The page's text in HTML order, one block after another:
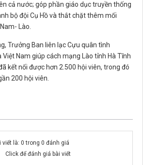
cả nước; góp phần giáo dục truyền thống
bộ đội Cụ Hồ và thắt chặt thêm mối
Lào.
Trưởng Ban liên lạc Cựu quân tình
Việt Nam giúp cách mạng Lào tỉnh Hà Tĩnh
kết nối được hơn 2.500 hội viên, trong đó
200 hội viên.
là: 0 trong 0 đánh giá
Click để đánh giá bài viết